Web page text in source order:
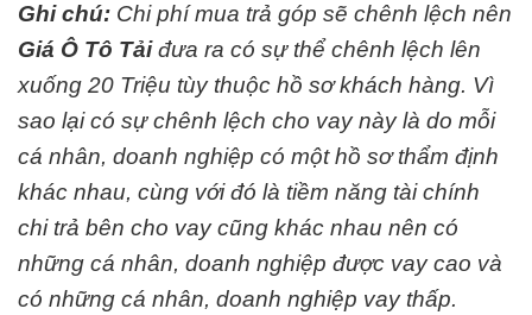
Ghi chú: Chi phí mua trả góp sẽ chênh lệch nên
Giá Ô Tô Tảiđưa ra có sự thể chênh lệch lên
xuống 20 Triệu tùy thuộc hồ sơ khách hàng. Vì
sao lại có sự chênh lệch cho vay này là do mỗi
cá nhân, doanh nghiệp có một hồ sơ thẩm định
khác nhau, cùng với đó là tiềm năng tài chính
chi trả bên cho vay cũng khác nhau nên có
những cá nhân, doanh nghiệp được vay cao và
có những cá nhân, doanh nghiệp vay thấp.